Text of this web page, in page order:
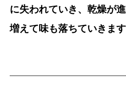
に失われていき、乾燥が
増えて味も落ちていきます